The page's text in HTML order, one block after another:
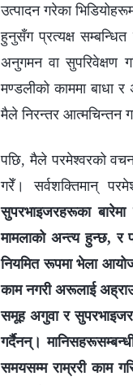
उत्पादन गरेका
हुनुसँग प्रत्यक्ष
अनुगमन वा सुपरिवेक्षण
मण्डलीको काममा बाधा र
मैले निरन्तर आत्मचिन्तन
पछि, मैले परमेश्‍वरको
गरेँ। सर्वशक्तिमान्‌
सुपरभाइजरहरूका
मामलाको अन्त्य हुन्छ,
नियमित रूपमा भेला
काम नगरी अरूलाई
समूह अगुवा र
गर्दैनन्।
समयसम्‍म राम्ररी काम